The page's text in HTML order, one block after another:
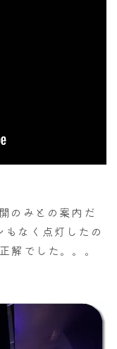
のみとの案内だ
なく点灯したの
解でした。。。